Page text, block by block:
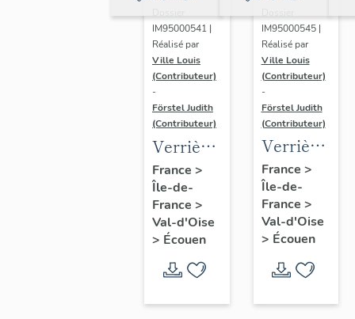
IM95000541 |
Réalisé par
Ville Louis
(Contributeur)
-
Förstel Judith
(Contributeur)
Verrière
de la
baie 2 :
scènes
de la
Passion,
avec
donatrices
France >
Île-de-
France >
Val-d'Oise
> Écouen
IM95000545 |
Réalisé par
Ville Louis
(Contributeur)
-
Förstel Judith
(Contributeur)
Verrière
de la
baie 6 :
Pietà et
donateurs
France >
Île-de-
France >
Val-d'Oise
> Écouen